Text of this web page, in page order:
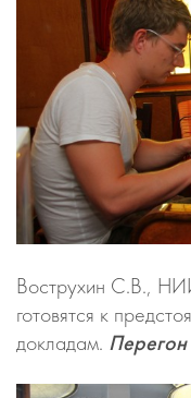
Вострухин С.В.,
готовятся к
докладам.